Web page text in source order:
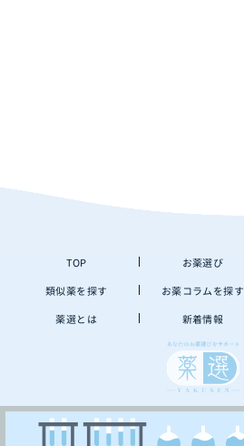
TOP お薬選び
類似薬を探す お薬コラムを探す
薬選とは 新着情報